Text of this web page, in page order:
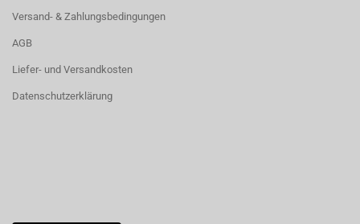
Versand- & Zahlungsbedingungen
AGB
Liefer- und Versandkosten
Datenschutzerklärung